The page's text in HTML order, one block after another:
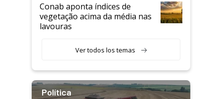
Conab aponta índices de
vegetação acima da média nas
lavouras
Ver todos los temas
Política